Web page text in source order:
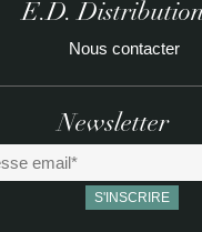
E.D. Distribution
Nous contacter
Newsletter